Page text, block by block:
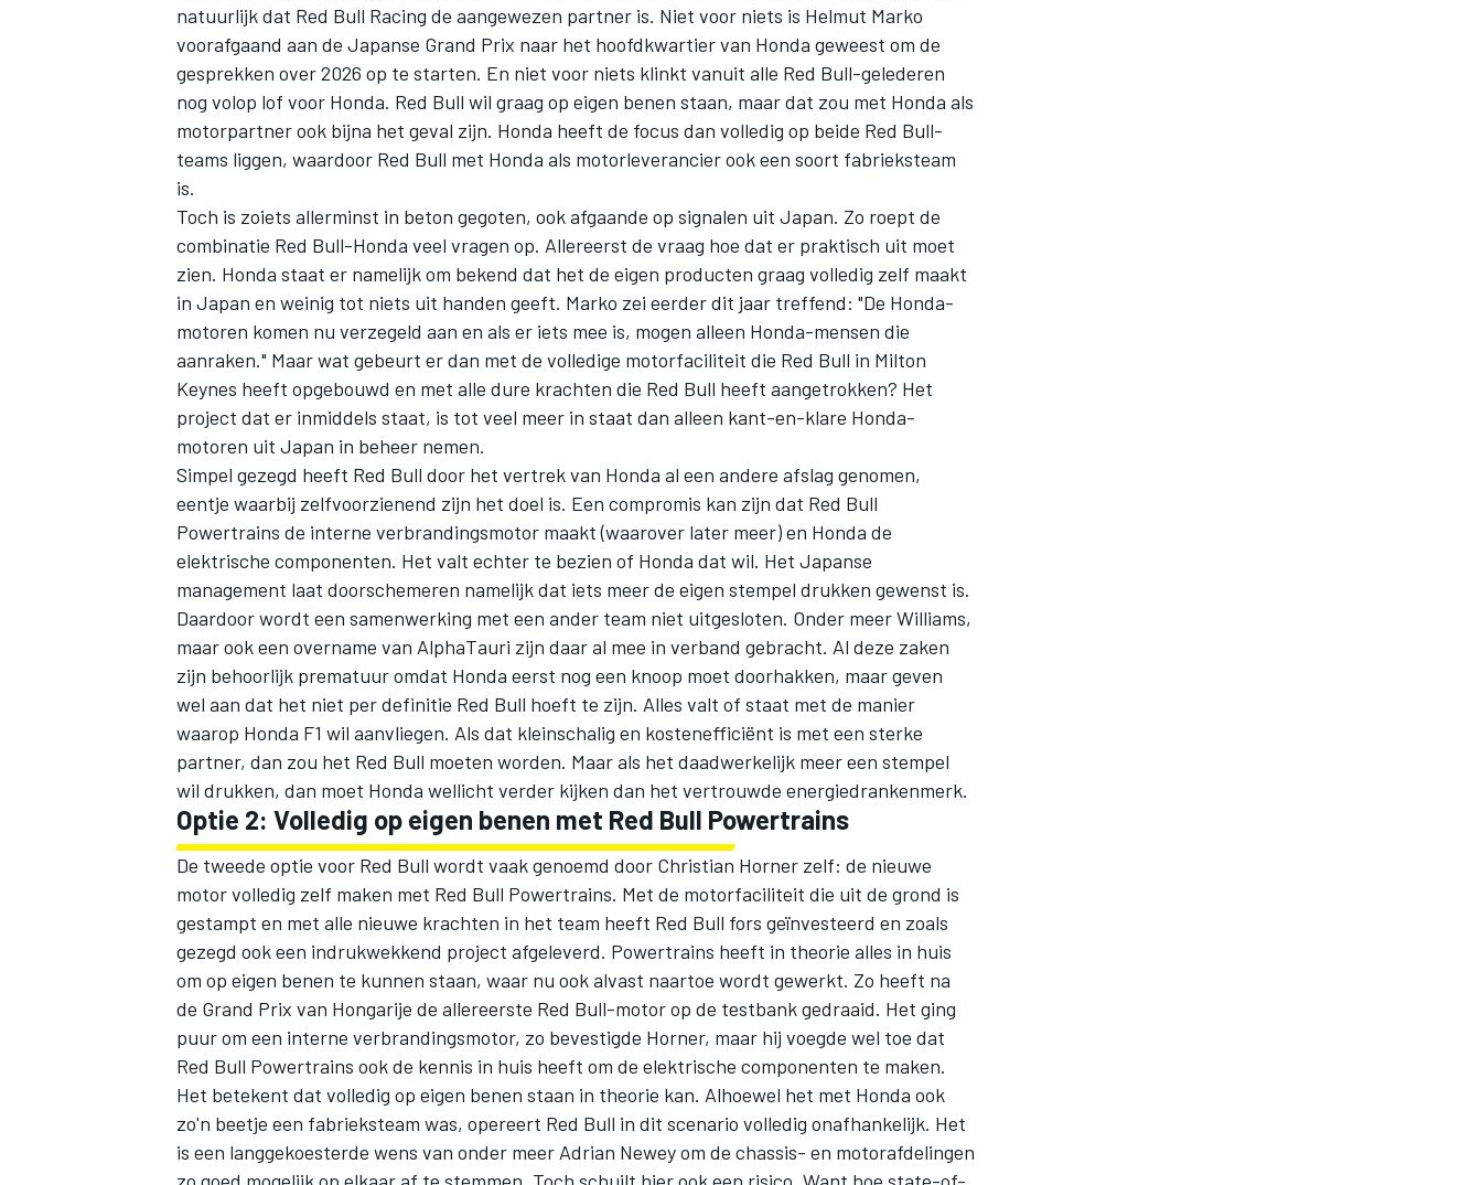
MEER RACEKLASSEN
natuurlijk dat Red Bull Racing de aangewezen partner is. Niet voor niets is Helmut Marko
voorafgaand aan de Japanse Grand Prix naar het hoofdkwartier van Honda geweest om de
gesprekken over 2026 op te starten. En niet voor niets klinkt vanuit alle Red Bull-gelederen
nog volop lof voor Honda. Red Bull wil graag op eigen benen staan, maar dat zou met Honda als
motorpartner ook bijna het geval zijn. Honda heeft de focus dan volledig op beide Red Bull-
teams liggen, waardoor Red Bull met Honda als motorleverancier ook een soort fabrieksteam
is.
Toch is zoiets allerminst in beton gegoten, ook afgaande op signalen uit Japan. Zo roept de
combinatie Red Bull-Honda veel vragen op. Allereerst de vraag hoe dat er praktisch uit moet
zien. Honda staat er namelijk om bekend dat het de eigen producten graag volledig zelf maakt
in Japan en weinig tot niets uit handen geeft. Marko zei eerder dit jaar treffend: "De Honda-
motoren komen nu verzegeld aan en als er iets mee is, mogen alleen Honda-mensen die
aanraken." Maar wat gebeurt er dan met de volledige motorfaciliteit die Red Bull in Milton
Keynes heeft opgebouwd en met alle dure krachten die Red Bull heeft aangetrokken? Het
project dat er inmiddels staat, is tot veel meer in staat dan alleen kant-en-klare Honda-
motoren uit Japan in beheer nemen.
Simpel gezegd heeft Red Bull door het vertrek van Honda al een andere afslag genomen,
eentje waarbij zelfvoorzienend zijn het doel is. Een compromis kan zijn dat Red Bull
Powertrains de interne verbrandingsmotor maakt (waarover later meer) en Honda de
elektrische componenten. Het valt echter te bezien of Honda dat wil. Het Japanse
management laat doorschemeren namelijk dat iets meer de eigen stempel drukken gewenst is.
Daardoor wordt een samenwerking met een ander team niet uitgesloten. Onder meerWilliams,
maar ook een overname van AlphaTauri zijn daar al mee in verband gebracht. Al deze zaken
zijn behoorlijk prematuur omdat Honda eerst nog een knoop moet doorhakken, maar geven
wel aan dat het niet per definitie Red Bull hoeft te zijn. Alles valt of staat met de manier
waarop Honda F1 wil aanvliegen. Als dat kleinschalig en kostenefficiënt is met een sterke
partner, dan zou het Red Bull moeten worden. Maar als het daadwerkelijk meer een stempel
wil drukken, dan moet Honda wellicht verder kijken dan het vertrouwde energiedrankenmerk.
Optie 2: Volledig op eigen benen met Red Bull Powertrains
De tweede optie voor Red Bull wordt vaak genoemd door Christian Horner zelf: de nieuwe
motor volledig zelf maken met Red Bull Powertrains. Met de motorfaciliteit die uit de grond is
gestampt en met alle nieuwe krachten in het team heeft Red Bull fors geïnvesteerd en zoals
gezegd ook een indrukwekkend project afgeleverd. Powertrains heeft in theorie alles in huis
om op eigen benen te kunnen staan, waar nu ook alvast naartoe wordt gewerkt. Zo heeft na
de Grand Prix van Hongarije de allereerste Red Bull-motor op de testbank gedraaid. Het ging
puur om een interne verbrandingsmotor, zo bevestigde Horner, maar hij voegde wel toe dat
Red Bull Powertrains ook de kennis in huis heeft om de elektrische componenten te maken.
Het betekent dat volledig op eigen benen staan in theorie kan. Alhoewel het met Honda ook
zo'n beetje een fabrieksteam was, opereert Red Bull in dit scenario volledig onafhankelijk. Het
is een langgekoesterde wens van onder meer Adrian Newey om de chassis- en motorafdelingen